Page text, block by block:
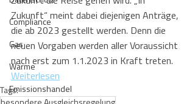
Compliance
Gas
Wärme
Emissionshandel
Zukunft“ meint dabei diejenigen Anträge,
die ab 2023 gestellt werden. Denn die
neuen Vorgaben werden aller Voraussicht
nach erst zum 1.1.2023 in Kraft treten.
Weiterlesen
Tags: